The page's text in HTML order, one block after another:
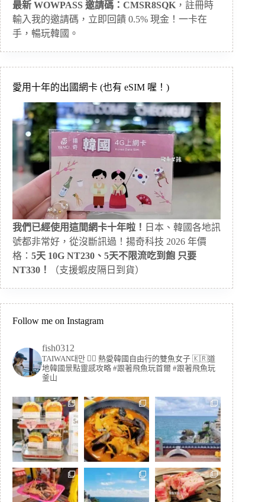
最新 WOWPASS 邀請碼：CMSR8SQK ，註冊時
輸入我的邀請碼，立即回饋 0.5% 現金！一卡在
手，暢玩韓國。
愛用十年的出國網卡 (也有 eSIM 喔！)
我們已經使用這間網卡十年啦！ 日本、韓國各地訊
號都非常好，從沒斷訊過！揚奇科技 2026 年價
格： 5天 10G NT230、5天不限流吃到飽 只要
NT330！
（支援蝦皮隔日到貨）
Follow me on Instagram
fish0312
TAIWAN대만 🏳️‍🌈 熱愛韓國自由行的雙魚女子 🇰🇷道
地韓國景點靈感攻略 #跟著飛魚玩首爾 #跟著飛魚玩
釜山